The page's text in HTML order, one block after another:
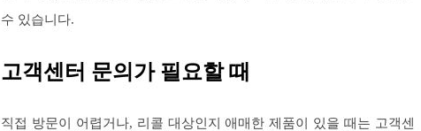
수 있습니다.
고객센터 문의가 필요할 때
직접 방문이 어렵거나, 리콜 대상인지 애매한 제품이 있을 때는 고객센